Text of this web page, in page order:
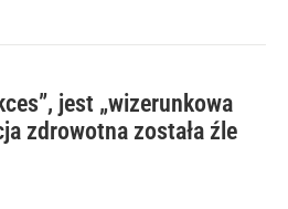
jest „wizerunkowa
zdrowotna została źle